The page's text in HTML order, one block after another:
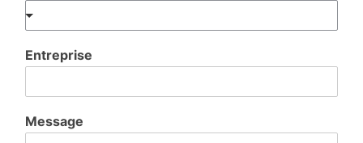
Entreprise
Message